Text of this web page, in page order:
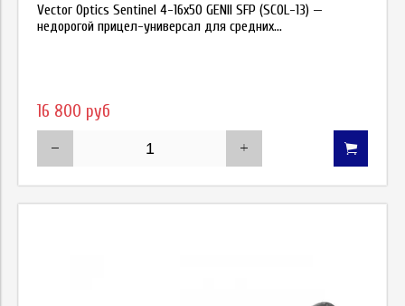
Vector Optics Sentinel 4-16x50 GENII SFP (SCOL-13) —
недорогой прицел-универсал для средних...
16 800 руб